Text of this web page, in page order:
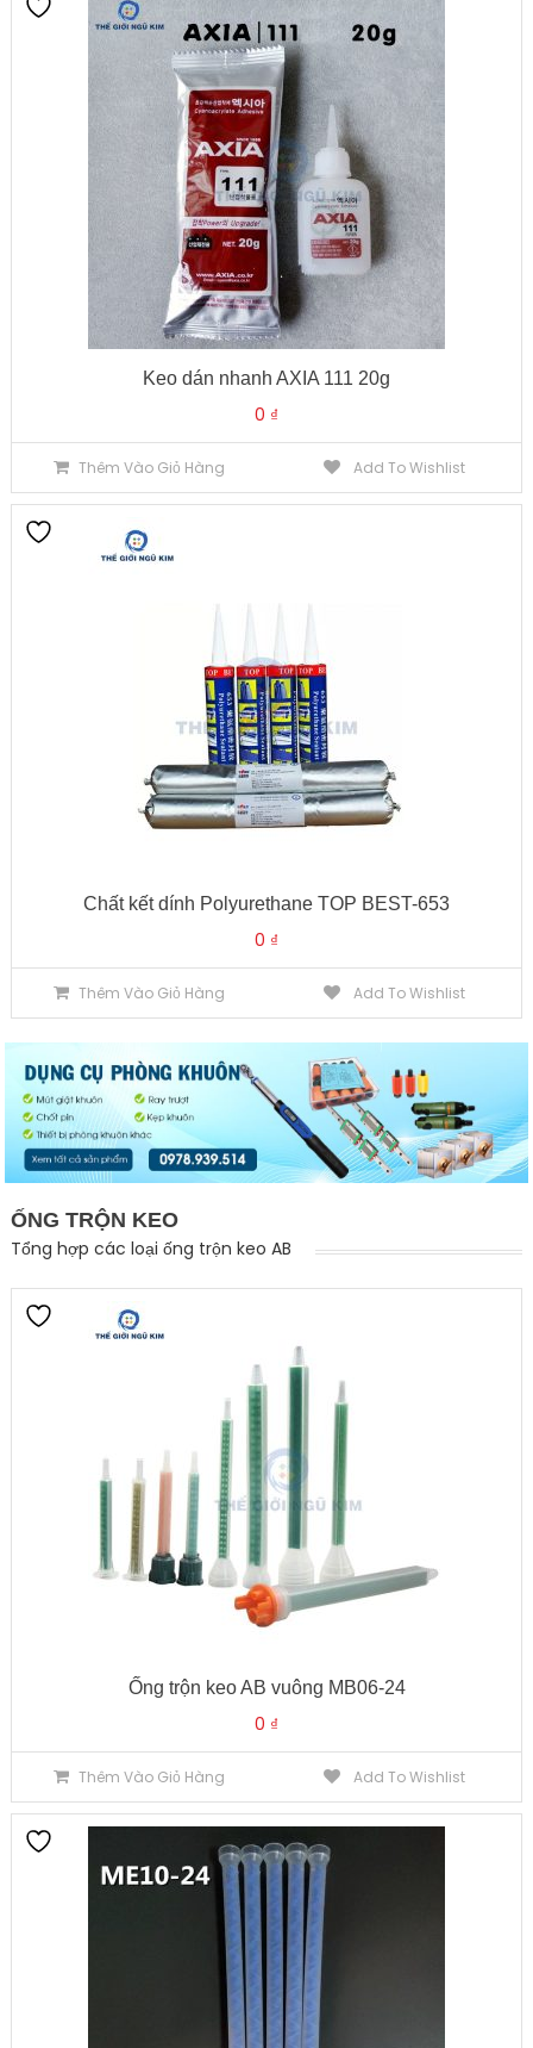
Keo dán nhanh AXIA 111 20g
0 ₫
Thêm Vào Giỏ Hàng Add To Wishlist
Chất kết dính Polyurethane TOP BEST-653
0 ₫
Thêm Vào Giỏ Hàng Add To Wishlist
ỐNG TRỘN KEO
Tổng hợp các loại ống trộn keo AB
Ống trộn keo AB vuông MB06-24
0 ₫
Thêm Vào Giỏ Hàng Add To Wishlist